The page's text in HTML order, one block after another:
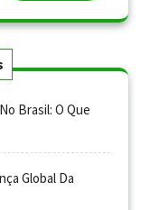
Brasil: O Que
Global Da